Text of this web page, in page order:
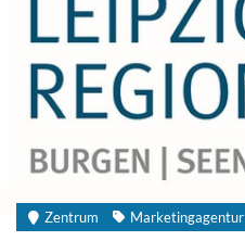
Zentrum Marketingagentur